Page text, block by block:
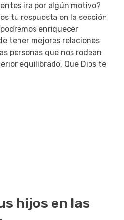
ira por algún motivo?
tu respuesta en la sección
enriquecer
tener mejores relaciones
personas que nos rodean
equilibrado. Que Dios te
hijos en las